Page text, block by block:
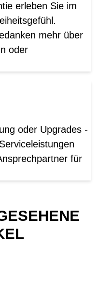
erleben Sie im
mehr über
oder
oder Upgrades -
für